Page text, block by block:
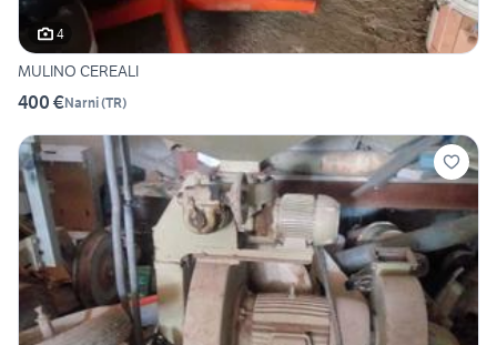
4
MULINO CEREALI
400 €Narni(TR)